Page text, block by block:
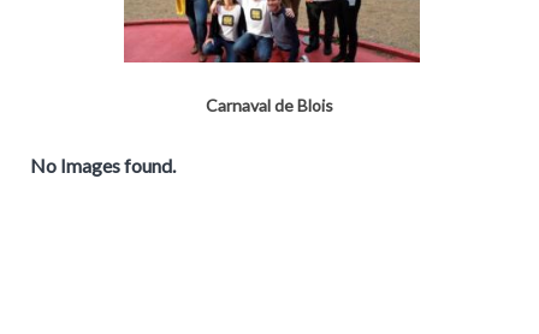
Carnaval de Blois
No Images found.